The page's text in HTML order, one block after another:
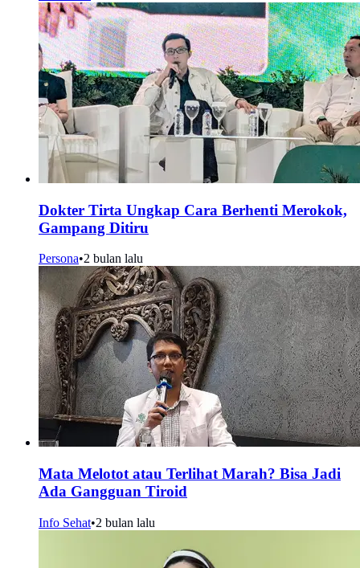
Dokter Tirta Ungkap Cara Berhenti Merokok,
Gampang Ditiru
Persona•2 bulan lalu
Mata Melotot atau Terlihat Marah? Bisa Jadi
Ada Gangguan Tiroid
Info Sehat•2 bulan lalu